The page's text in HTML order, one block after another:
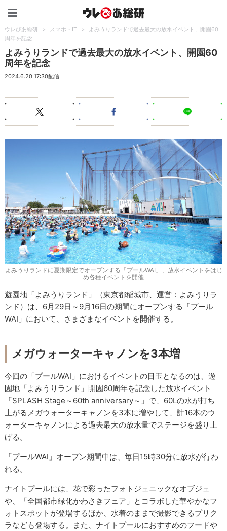
ウレぴあ総研 > スマホ・IT >
よみうりランドで過去最大の放水イベント、開園60
周年を記念
よみうりランドで過去最大の放水イベント、開園60
周年を記念
2024.6.20 17:30配信
よみうりランドに夏期限定でオープンする「プールWAI」、放水イベントをはじ
め各種イベントを開催
遊園地「よみうりランド」（東京都稲城市、運営：よみうりラ
ンド）は、6月29日～9月16日の期間にオープンする「プール
WAI」において、さまざまなイベントを開催する。
メガウォーターキャノンを3本増
今回の「プールWAI」におけるイベントの目玉となるのは、遊
園地「よみうりランド」開園60周年を記念した放水イベント
「SPLASH Stage～60th anniversary～」で、60Lの水が打ち
上がるメガウォーターキャノンを3本に増やして、計16本のウ
ォーターキャノンによる過去最大の放水量でステージを盛り上
げる。
「プールWAI」オープン期間中は、毎日15時30分に放水が行わ
れる。
ナイトプールには、花で彩ったフォトジェニックなオブジェ
や、「全国都市緑化かわさきフェア」とコラボした華やかなフ
ォトスポットが登場するほか、水着のままで撮影できるプリク
ラなども登場する。また、ナイトプールにおすすめのフードや